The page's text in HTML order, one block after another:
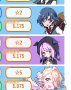
レア
☆2
最大防護力
5.175
レア
☆2
最大防護力
5.175
レア
☆5
最大防護力
5.075